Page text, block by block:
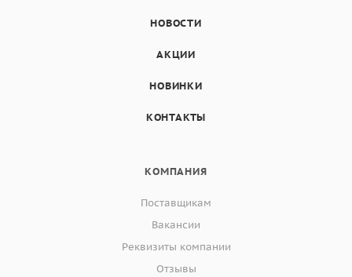
НОВОСТИ
АКЦИИ
НОВИНКИ
КОНТАКТЫ
КОМПАНИЯ
Поставщикам
Вакансии
Реквизиты компании
Отзывы